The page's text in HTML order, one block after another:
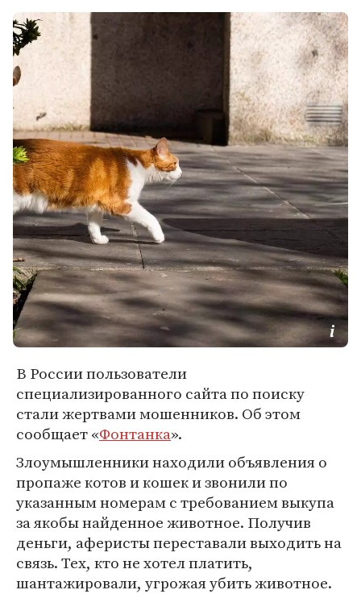
В России пользователи
специализированного сайта по поиску
стали жертвами мошенников. Об этом
сообщает «Фонтанка».
Злоумышленники находили объявления о
пропаже котов и кошек и звонили по
указанным номерам с требованием выкупа
за якобы найденное животное. Получив
деньги, аферисты переставали выходить на
связь. Тех, кто не хотел платить,
шантажировали, угрожая убить животное.